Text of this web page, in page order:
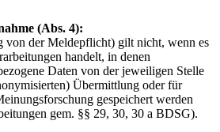
(Abs. 4):
von der Meldepflicht) gilt nicht, wenn es
handelt, in denen
Daten von der jeweiligen Stelle
Übermittlung oder für
gespeichert werden
gem. §§ 29, 30, 30 a BDSG).